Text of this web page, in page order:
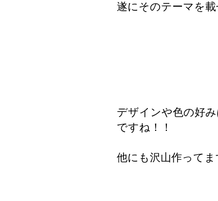
遂にそのテーマを
デザインや色の好
ですね！！
他にも沢山作って